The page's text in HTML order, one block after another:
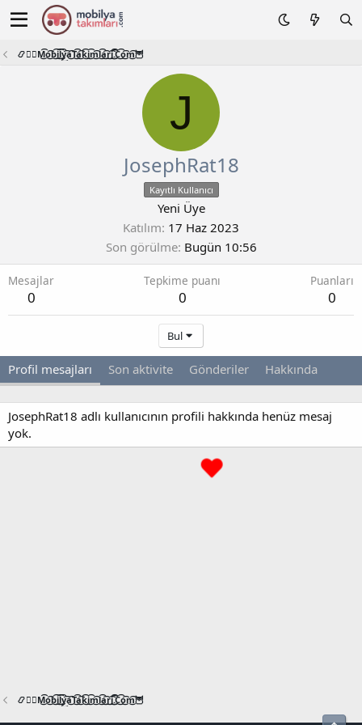
📿🧙‍♂️M͜͡o͜͡b͜͡i͜͡l͜͡y͜͡a͜͡T͜͡a͜͡k͜͡i͜͡m͜͡l͜͡a͜͡r͜͡i͜͡.͜͡C͜͡o͜͡m͜͡🦉
J
JosephRat18
Kayıtlı Kullanıcı
Yeni Üye
Katılım 17 Haz 2023
Son görülme Bugün 10:56
Mesajlar
0
Tepkime puanı
0
Puanları
0
Bul
Profil mesajları Son aktivite Gönderiler Hakkında
JosephRat18 adlı kullanıcının profili hakkında henüz mesaj
yok.
📿🧙‍♂️M͜͡o͜͡b͜͡i͜͡l͜͡y͜͡a͜͡T͜͡a͜͡k͜͡i͜͡m͜͡l͜͡a͜͡r͜͡i͜͡.͜͡C͜͡o͜͡m͜͡🦉